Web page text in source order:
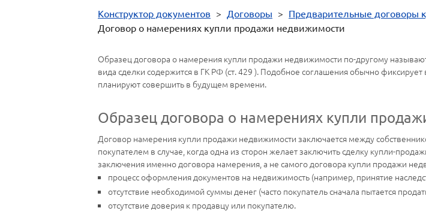
Конструктор документов > Договоры > Предварительные договоры
Договор о намерениях купли продажи недвижимости
Образец договора о намерения купли продажи недвижимости по-другому
вида сделки содержится в ГК РФ (ст. 429 ). Подобное соглашения обычно
планируют совершить в будущем времени.
Образец договора о намерениях купли
Договор намерения купли продажи недвижимости заключается между
покупателем в случае, когда одна из сторон желает заключить сделку купли-
заключения именно договора намерения, а не самого договора купли продажи
процесс оформления документов на недвижимость (например, принятие
отсутствие необходимой суммы денег (часто покупатель сначала пытается
отсутствие доверия к продавцу или покупателю.